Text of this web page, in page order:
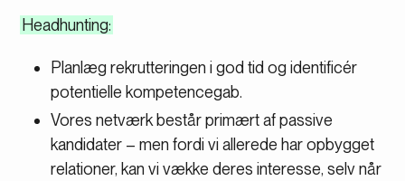
Headhunting:
Planlæg rekrutteringen i god tid og identificér
potentielle kompetencegab.
Vores netværk består primært af passive
kandidater – men fordi vi allerede har opbygget
relationer, kan vi vække deres interesse, selv når